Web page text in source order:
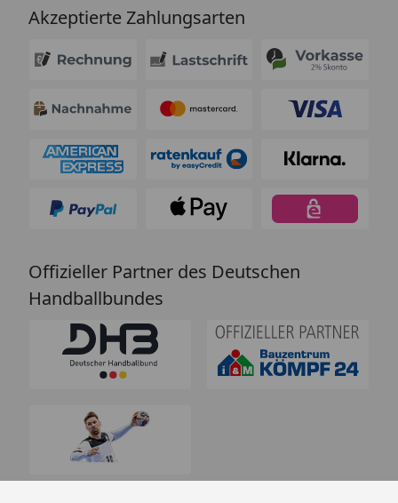
Akzeptierte Zahlungsarten
Offizieller Partner des Deutschen
Handballbundes